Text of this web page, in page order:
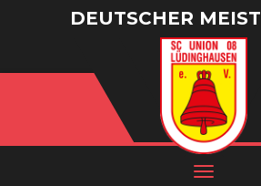
DEUTSCHER
/ VIZEMEISTER